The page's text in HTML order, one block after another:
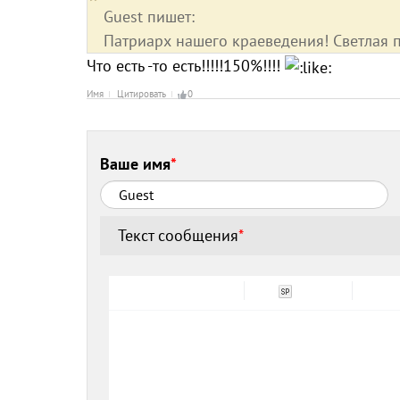
Guest пишет:
Патриарх нашего краеведения! Светлая
Что есть -то есть!!!!!150%!!!!
Имя Цитировать 0
Ваше имя*
Текст сообщения*